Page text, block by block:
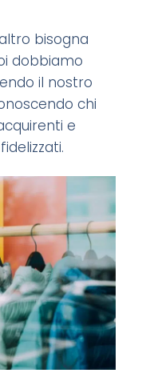
bisogna
dobbiamo
il nostro
chi
e